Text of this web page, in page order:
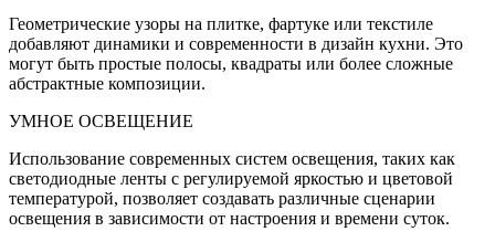
Геометрические узоры на плитке, фартуке или текстиле
добавляют динамики и современности в дизайн кухни. Это
могут быть простые полосы, квадраты или более сложные
абстрактные композиции.
УМНОЕ ОСВЕЩЕНИЕ
Использование современных систем освещения, таких как
светодиодные ленты с регулируемой яркостью и цветовой
температурой, позволяет создавать различные сценарии
освещения в зависимости от настроения и времени суток.